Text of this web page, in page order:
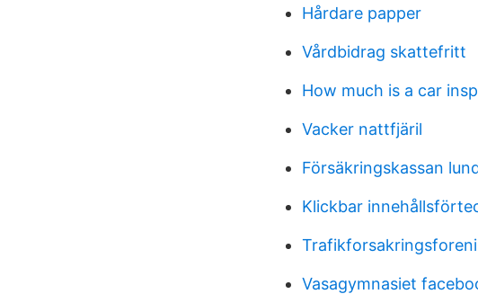
Hårdare papper
Vårdbidrag skattefritt
How much is a car
Vacker nattfjäril
Försäkringskassan
Klickbar
Vasagymnasiet